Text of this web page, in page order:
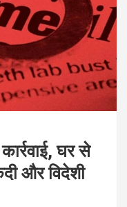
घर से
और विदेशी